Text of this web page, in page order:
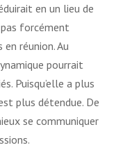
en un lieu de
pas forcément
réunion. Au
pourrait
Puisqu’elle a plus
plus détendue. De
se communiquer